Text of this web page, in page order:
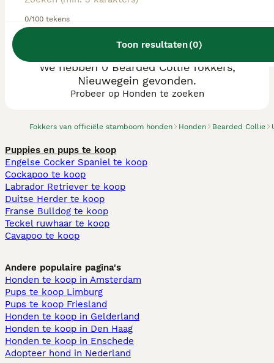
0/100 tekens
Toon resultaten(0)
Fokkers van officiële stamboom honden Honden Bearded Collie
We hebben 0 Bearded Collie fokkers,
Nieuwegein gevonden.
Probeer op Honden te zoeken
Puppies en pups te koop
Engelse Cocker Spaniel te koop
Cockapoo te koop
Labrador Retriever te koop
Duitse Herder te koop
Franse Bulldog te koop
Teckel ruwhaar te koop
Cavapoo te koop
Andere populaire pagina's
Honden te koop in Amsterdam
Pups te koop Limburg​
Pups te koop Friesland​
Honden te koop in Gelderland
Honden te koop in Den Haag
Honden te koop in Enschede
Adopteer hond in Nederland